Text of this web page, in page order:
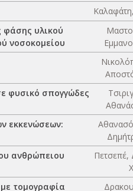
φάσης υλικού
νοσοκομείου
φυσικό σπογγώδες
εκκενώσεων:
ανθρώπειου
Πετσεπέ,
τομογραφία